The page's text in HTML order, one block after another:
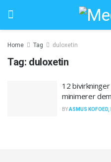
Home Tag duloxetin
Tag: duloxetin
12
minimerer dem
BYASMUS KOFOED,